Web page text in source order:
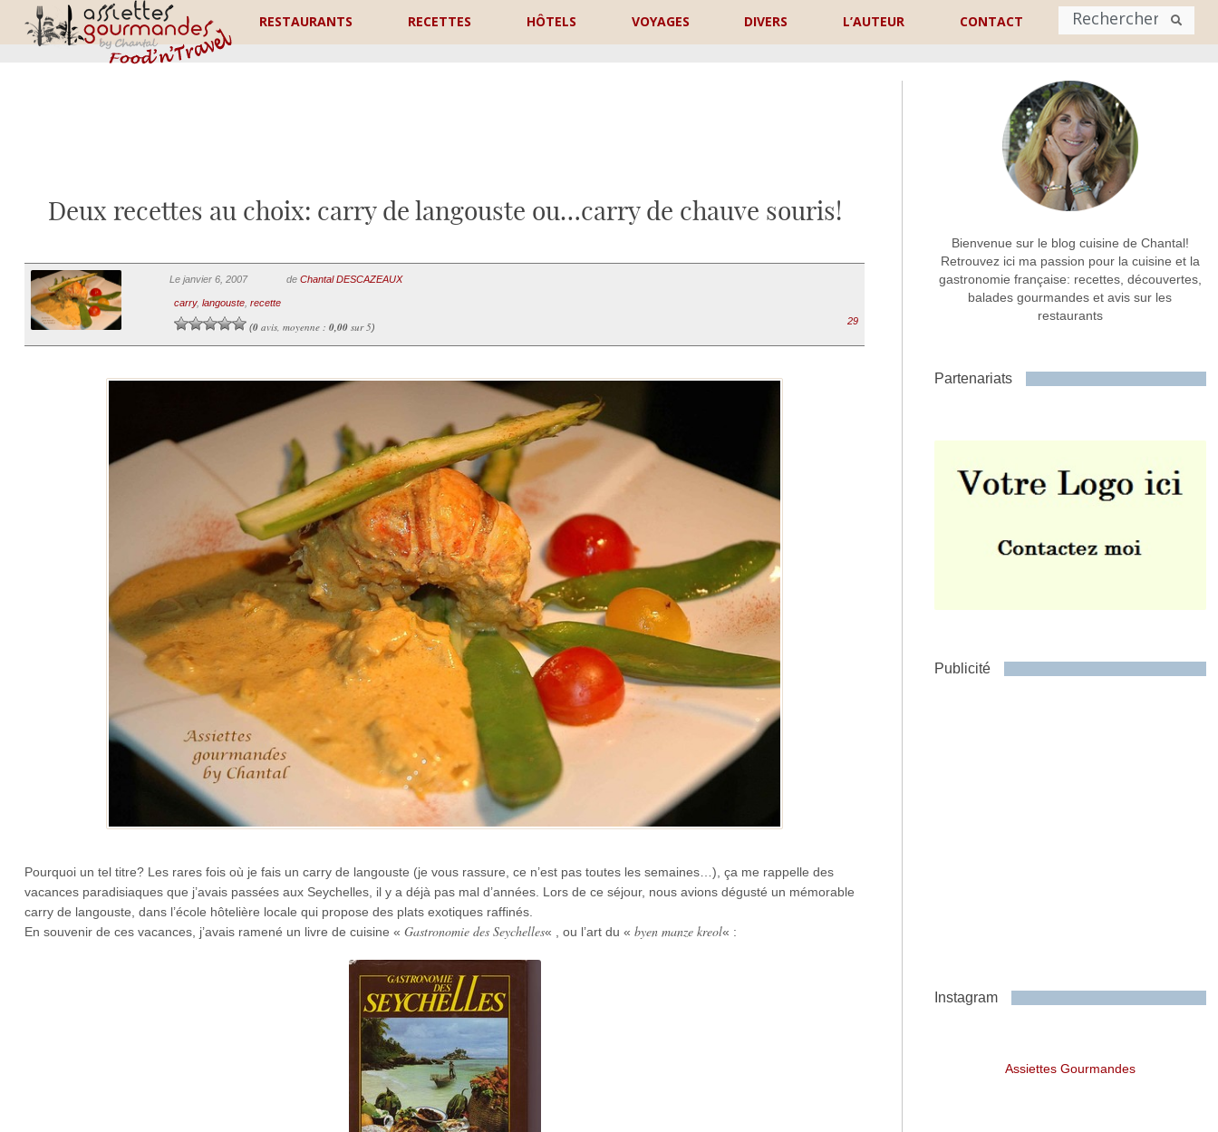
RESTAURANTS RECETTES HÔTELS VOYAGES DIVERS L’AUTEUR CONTACT
Nom
Commentaire ou message *
Deux recettes au choix: carry de langouste ou…carry de chauve souris!
Le janvier 6, 2007 de Chantal DESCAZEAUX
carry, langouste, recette
(0avis, moyenne : 0,00sur 5)
29
Pourquoi un tel titre? Les rares fois où je fais un carry de langouste (je vous rassure, ce n’est pas toutes les semaines…), ça me rappelle des
vacances paradisiaques que j’avais passées aux Seychelles, il y a déjà pas mal d’années. Lors de ce séjour, nous avions dégusté un mémorable
carry de langouste, dans l’école hôtelière locale qui propose des plats exotiques raffinés.
En souvenir de ces vacances, j’avais ramené un livre de cuisine « Gastronomie des Seychelles« , ou l’art du « byen manze kreol« :
Bienvenue sur le blog cuisine de Chantal!
Retrouvez ici ma passion pour la cuisine et la
gastronomie française: recettes, découvertes,
balades gourmandes et avis sur les
restaurants
Partenariats
Publicité
Instagram
Assiettes Gourmandes